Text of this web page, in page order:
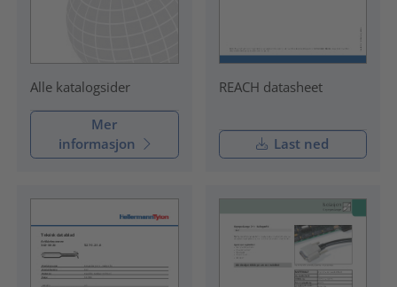
Alle katalogsider
Mer
informasjon
REACH datasheet
Last ned